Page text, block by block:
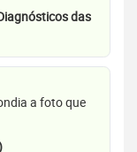
das
a foto que